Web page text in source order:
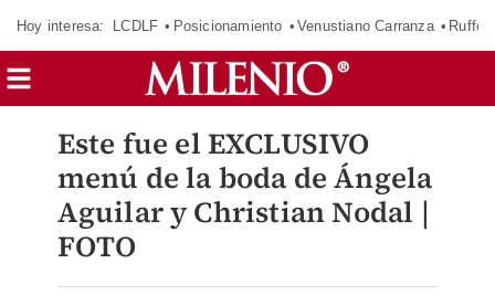
Hoy interesa: LCDLF Posicionamiento Venustiano Carranza Ruffo
Este fue el EXCLUSIVO
menú de la boda de Ángela
Aguilar y Christian Nodal |
FOTO